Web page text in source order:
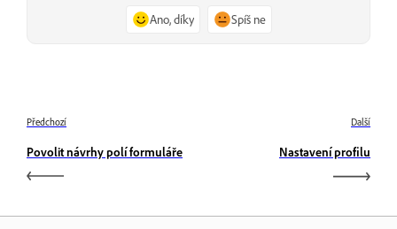
Ano, díky Spíš ne
Předchozí
Povolit návrhy polí formuláře
Další
Nastavení profilu